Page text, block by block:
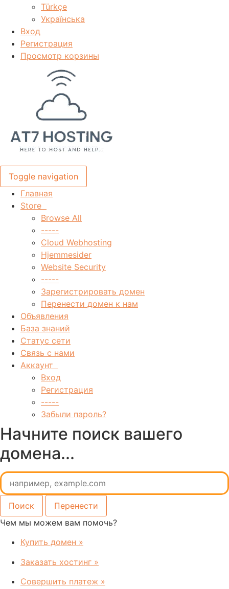
Türkçe
Українська
Вход
Регистрация
Просмотр корзины
Toggle navigation
Главная
Store
Browse All
-----
Cloud Webhosting
Hjemmesider
Website Security
-----
Зарегистрировать домен
Перенести домен к нам
Объявления
База знаний
Статус сети
Связь с нами
Аккаунт
Вход
Регистрация
-----
Забыли пароль?
Начните поиск вашего
домена...
Чем мы можем вам помочь?
Купить домен »
Заказать хостинг »
Совершить платеж »